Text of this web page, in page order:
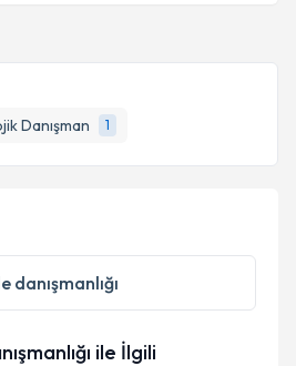
Danışman 1
danışmanlığı
ile İlgili